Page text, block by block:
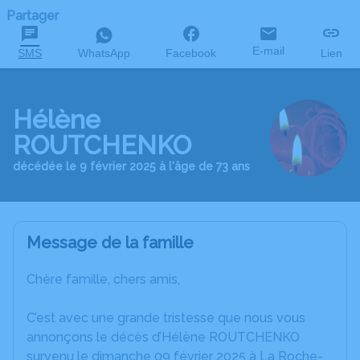
Partager
SMS WhatsApp Facebook E-mail Lien
Hélène
ROUTCHENKO
décédée le 9 février 2025 à l'âge de 73 ans
Message de la famille
Chère famille, chers amis,
C’est avec une grande tristesse que nous vous
annonçons le décès d’Hélène ROUTCHENKO
survenu le dimanche 09 février 2025 à La Roche-